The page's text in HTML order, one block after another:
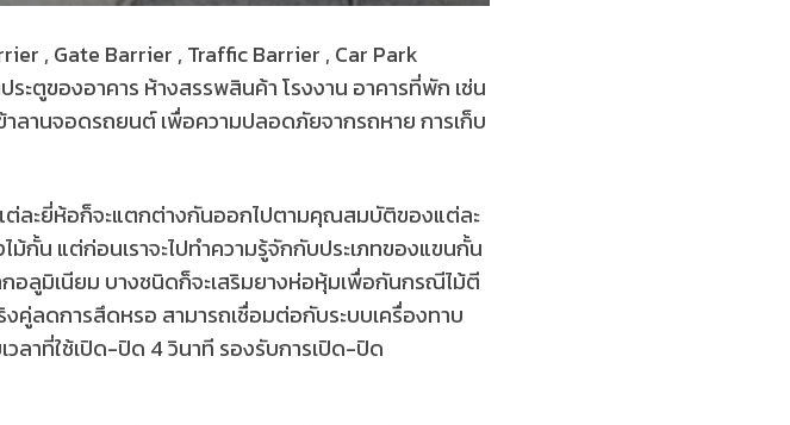
, Gate Barrier , Traffic Barrier , Car Park
ะตูของอาคาร ห้างสรรพสินค้า โรงงาน อาคารที่พัก เช่น
ลานจอดรถยนต์ เพื่อความปลอดภัยจากรถหาย การเก็บ
ละยี่ห้อก็จะแตกต่างกันออกไปตามคุณสมบัติของแต่ละ
กั้น แต่ก่อนเราจะไปทำความรู้จักกับประเภทของแขนกั้น
ลูมิเนียม บางชนิดก็จะเสริมยางห่อหุ้มเพื่อกันกรณีไม้ตี
คู่ลดการสึดหรอ สามารถเชื่อมต่อกับระบบเครื่องทาบ
วลาที่ใช้เปิด-ปิด 4 วินาที รองรับการเปิด-ปิด